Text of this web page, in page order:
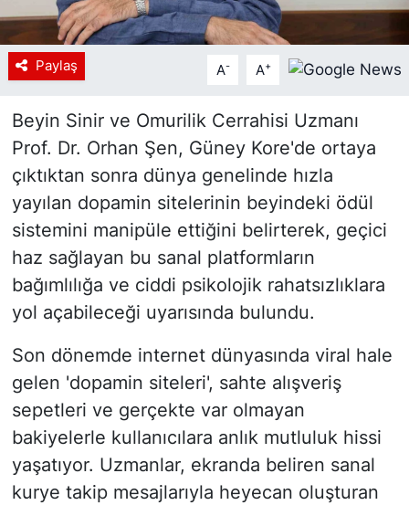
Paylaş A- A+
Beyin Sinir ve Omurilik Cerrahisi Uzmanı
Prof. Dr. Orhan Şen, Güney Kore'de ortaya
çıktıktan sonra dünya genelinde hızla
yayılan dopamin sitelerinin beyindeki ödül
sistemini manipüle ettiğini belirterek, geçici
haz sağlayan bu sanal platformların
bağımlılığa ve ciddi psikolojik rahatsızlıklara
yol açabileceği uyarısında bulundu.
Son dönemde internet dünyasında viral hale
gelen 'dopamin siteleri', sahte alışveriş
sepetleri ve gerçekte var olmayan
bakiyelerle kullanıcılara anlık mutluluk hissi
yaşatıyor. Uzmanlar, ekranda beliren sanal
kurye takip mesajlarıyla heyecan oluşturan